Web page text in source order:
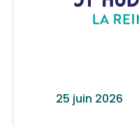
25 juin 2026